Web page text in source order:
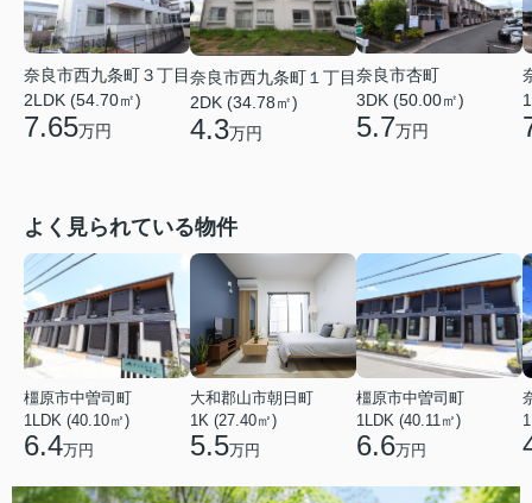
奈良市西九条町３丁目
2LDK (54.70㎡)
7.65万円
奈良市西九条町１丁目
2DK (34.78㎡)
4.3万円
奈良市杏町
3DK (50.00㎡)
5.7万円
よく見られている物件
橿原市中曽司町
1LDK (40.10㎡)
6.4万円
大和郡山市朝日町
1K (27.40㎡)
5.5万円
橿原市中曽司町
1LDK (40.11㎡)
6.6万円